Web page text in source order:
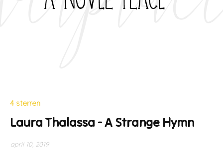
4 sterren
Laura Thalassa - A Strange Hymn
april 10, 2019